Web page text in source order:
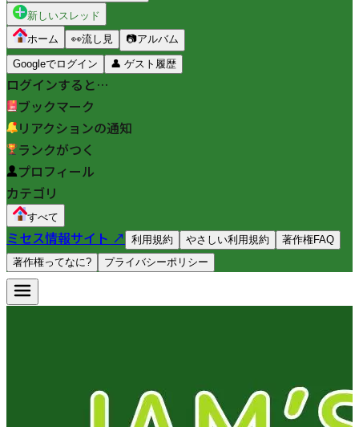
新しいスレッド
ホーム
👀流し見 📷アルバム
Googleでログイン 👤 ゲスト履歴
ログインすると…
ブックマーク
リアクションの通知
ランクがつく
プロフィール
カテゴリ
すべて
ミセス情報サイト ↗ 利用規約 やさしい利用規約
著作権FAQ
著作権ってなに?
プライバシーポリシー